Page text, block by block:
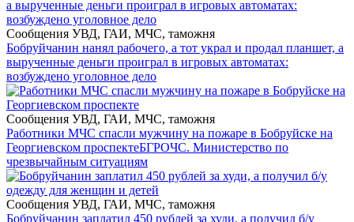
Сообщения УВД, ГАИ, МЧС, таможня
Бобруйчанин нанял рабочего, а тот украл и продал планшет, а
вырученные деньги проиграл в игровых автоматах:
возбуждено уголовное дело
Сообщения УВД, ГАИ, МЧС, таможня
Работники МЧС спасли мужчину на пожаре в Бобруйске на
Георгиевском проспектеБГРОЧС. Министерство по
чрезвычайным ситуациям
Сообщения УВД, ГАИ, МЧС, таможня
Бобруйчанин заплатил 450 рублей за худи, а получил б/у